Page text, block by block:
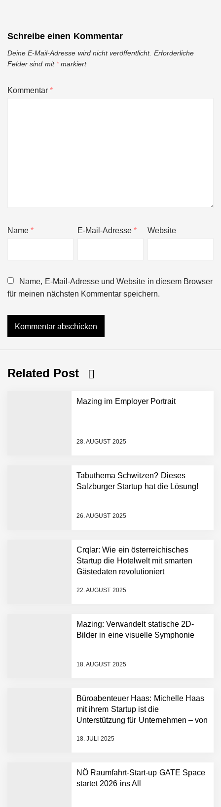
Schreibe einen Kommentar
Deine E-Mail-Adresse wird nicht veröffentlicht. Erforderliche
Felder sind mit *markiert
Kommentar*
Name* E-Mail-Adresse* Website
Name, E-Mail-Adresse und Website in diesem Browser
für meinen nächsten Kommentar speichern.
Related Post
Mazing im Employer Portrait
28. AUGUST 2025
Tabuthema Schwitzen? Dieses
Salzburger Startup hat die Lösung!
26. AUGUST 2025
Crqlar: Wie ein österreichisches
Startup die Hotelwelt mit smarten
Gästedaten revolutioniert
22. AUGUST 2025
Mazing: Verwandelt statische 2D-
Bilder in eine visuelle Symphonie
18. AUGUST 2025
Büroabenteuer Haas: Michelle Haas
mit ihrem Startup ist die
Unterstützung für Unternehmen – von
18. JULI 2025
NÖ Raumfahrt-Start-up GATE Space
startet 2026 ins All
Portrait
Tabuthema Schwitzen?
hat die Lösung!
Crqlar: Wie ein
österreichisches Startup die
Manuel Messner von
Mazing: Verwandelt
statische 2D-Bilder in eine
visuelle Symphonie
Michelle Haas von